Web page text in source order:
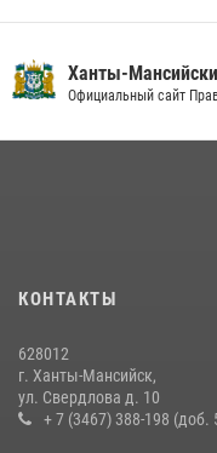
08 июля 2026, 09:04
29 июля 2026, 09:54
вневедомственной охраны
18 июля 2026, 11:25
Ханты-
Официальный сайт
КОНТАКТЫ
628012
г. Ханты-Мансийск,
ул. Свердлова д. 10
+ 7 (3467) 388-198 (доб.